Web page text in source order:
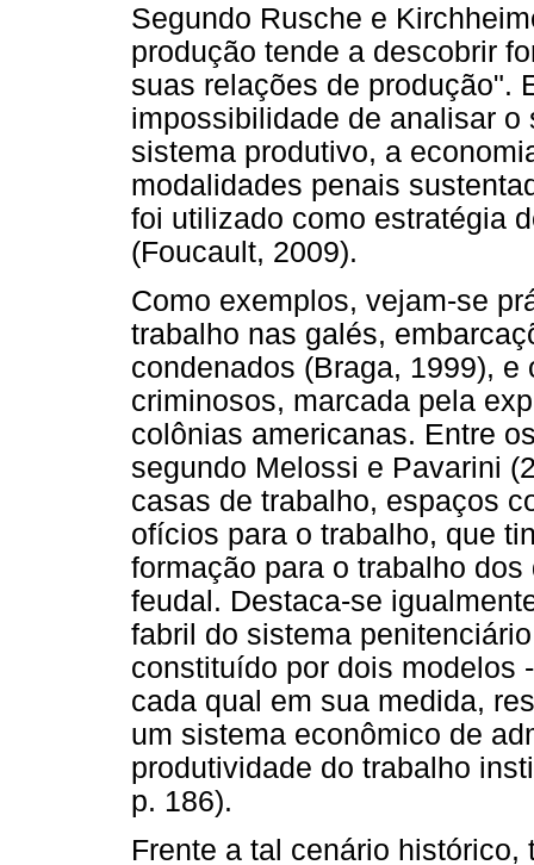
Segundo Rusche e
produção tende a descobrir
suas relações de produção".
impossibilidade de analisar
sistema produtivo, a
modalidades penais
foi utilizado como estratégia
(Foucault, 2009).
Como exemplos, vejam-se
trabalho nas galés,
condenados (Braga, 1999),
criminosos, marcada pela
colônias americanas. Entre
segundo Melossi e Pavarini
casas de trabalho, espaços
ofícios para o trabalho, que
formação para o trabalho
feudal. Destaca-se
fabril do sistema
constituído por dois modelos
cada qual em sua medida,
um sistema econômico de
produtividade do trabalho
p. 186).
Frente a tal cenário